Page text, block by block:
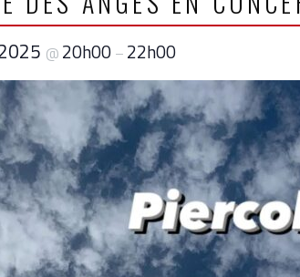
@ 20h00 – 22h00